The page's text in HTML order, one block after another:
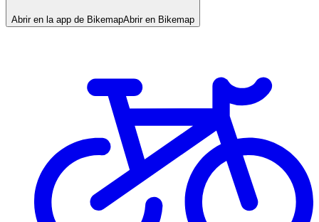
Abrir en la app de BikemapAbrir en Bikemap